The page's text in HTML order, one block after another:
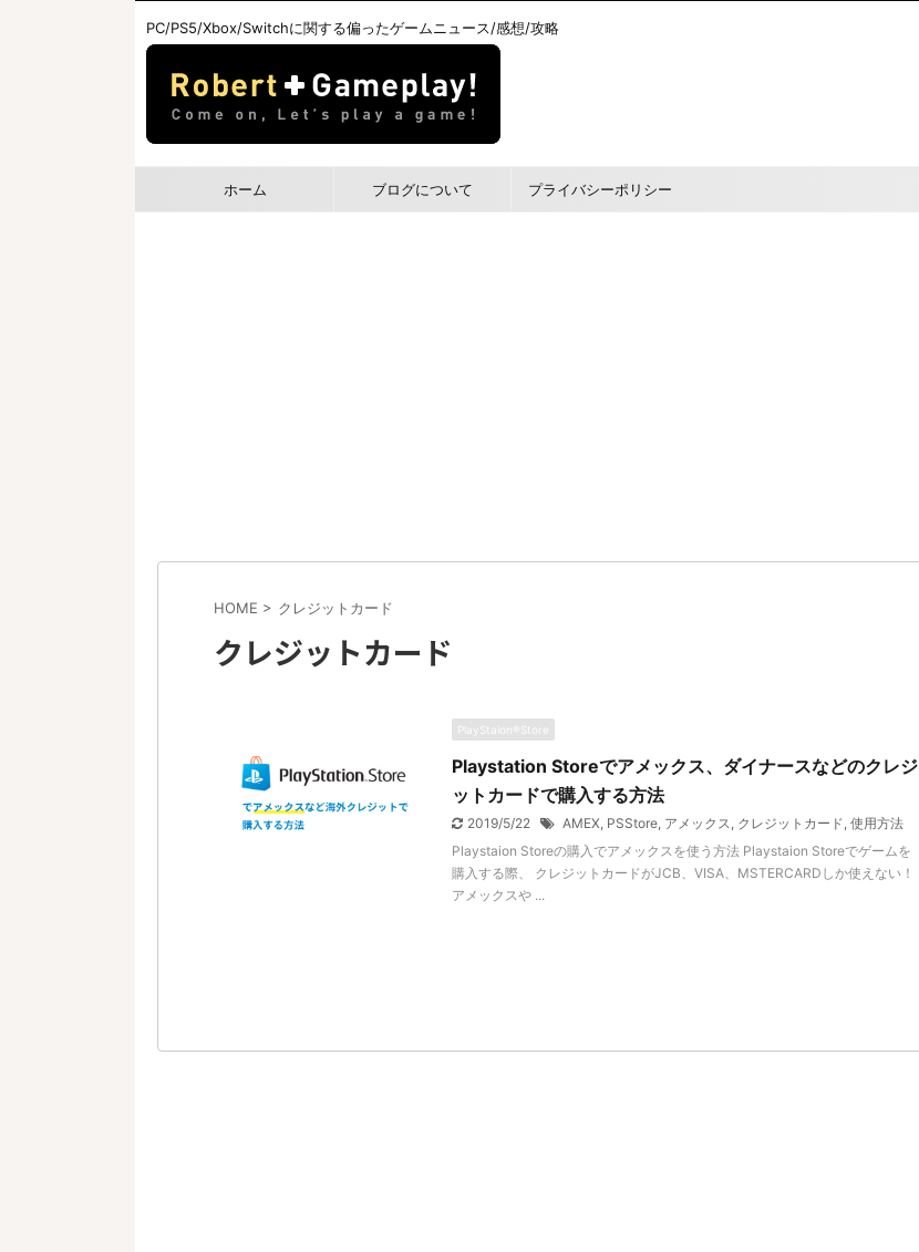
PC/PS5/Xbox/Switchに関する偏ったゲームニュース/感想/攻略
ホーム ブログについて プライバシーポリシー
HOME > クレジットカード
クレジットカード
PlayStaion®Store
Playstation Storeでアメックス、ダイナースなどのクレジ
ットカードで購入する方法
2019/5/22 AMEX, PSStore, アメックス, クレジットカード, 使用方法
Playstaion Storeの購入でアメックスを使う方法 Playstaion Storeでゲームを
購入する際、 クレジットカードがJCB、VISA、MSTERCARDしか使えない！
アメックスや ...